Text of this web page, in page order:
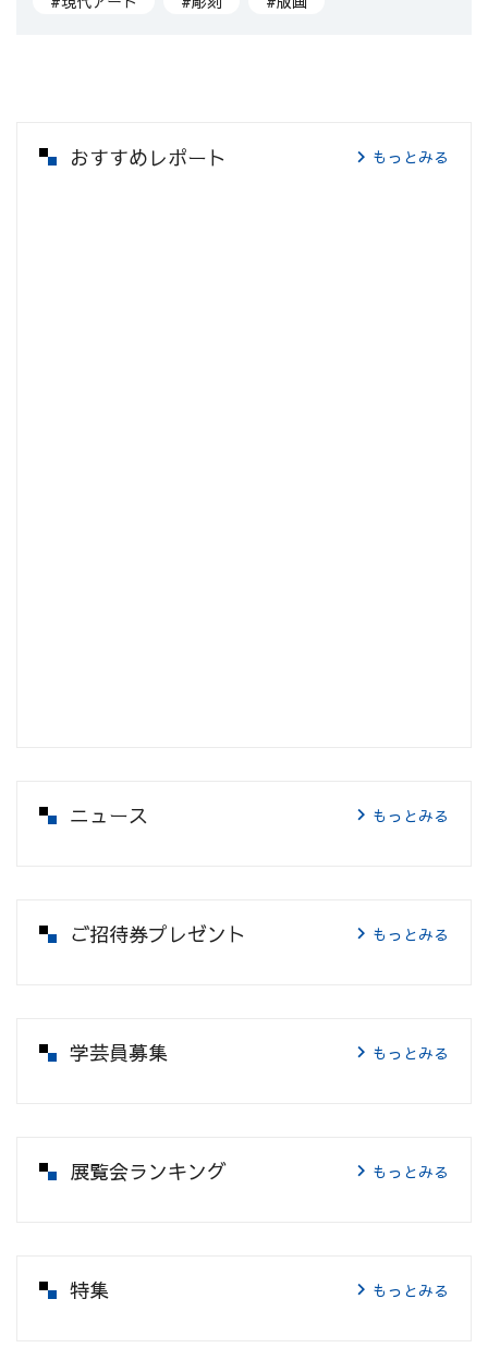
おすすめレポート もっとみる
ニュース もっとみる
ご招待券プレゼント もっとみる
学芸員募集 もっとみる
展覧会ランキング もっとみる
特集 もっとみる